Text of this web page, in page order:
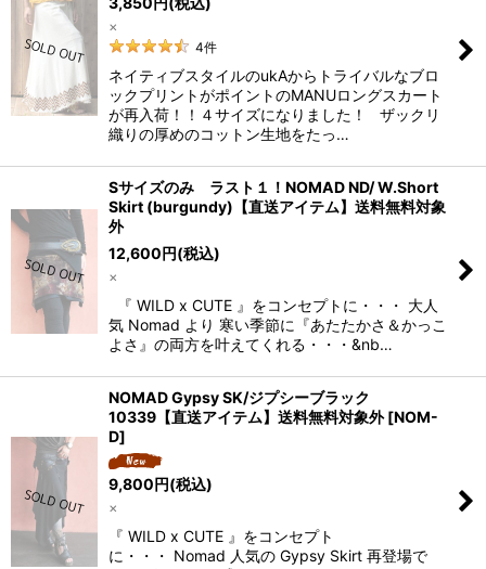
×
4件
ネイティブスタイルのukAからトライバルなブロ
ックプリントがポイントのMANUロングスカート
が再入荷！！４サイズになりました！ ザックリ
織りの厚めのコットン生地をたっ…
Sサイズのみ ラスト１！NOMAD ND/ W.Short
Skirt (burgundy)【直送アイテム】送料無料対象
外
12,600円(税込)
×
『 WILD x CUTE 』をコンセプトに・・・ 大人
気 Nomad より 寒い季節に『あたたかさ＆かっこ
よさ』の両方を叶えてくれる・・・&nb…
NOMAD Gypsy SK/ジプシーブラック
10339【直送アイテム】送料無料対象外 [NOM-
D]
9,800円(税込)
×
『 WILD x CUTE 』をコンセプト
に・・・ Nomad 人気の Gypsy Skirt 再登場で